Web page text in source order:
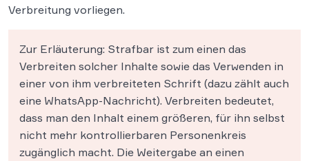
Verbreitung vorliegen.
Zur Erläuterung: Strafbar ist zum einen das
Verbreiten solcher Inhalte sowie das Verwenden in
einer von ihm verbreiteten Schrift (dazu zählt auch
eine WhatsApp-Nachricht). Verbreiten bedeutet,
dass man den Inhalt einem größeren, für ihn selbst
nicht mehr kontrollierbaren Personenkreis
zugänglich macht. Die Weitergabe an einen